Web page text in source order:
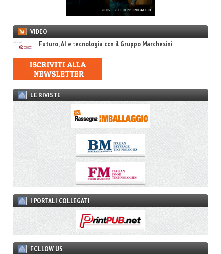
VIDEO
Futuro, AI e tecnologia con il Gruppo Marchesini
LE RIVISTE
I PORTALI COLLEGATI
FOLLOW US